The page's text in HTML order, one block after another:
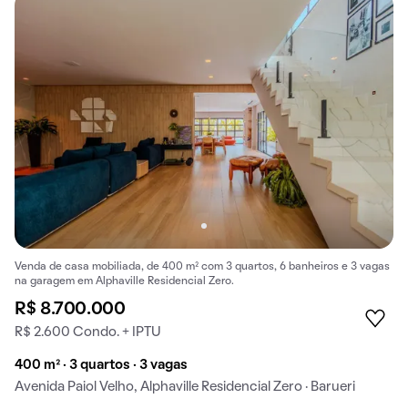
Venda de casa mobiliada, de 400 m² com 3 quartos, 6 banheiros e 3 vagas
na garagem em Alphaville Residencial Zero.
R$ 8.700.000
R$ 2.600 Condo. + IPTU
400 m² · 3 quartos · 3 vagas
Avenida Paiol Velho, Alphaville Residencial Zero · Barueri